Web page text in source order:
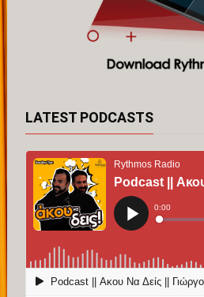
LATEST PODCASTS